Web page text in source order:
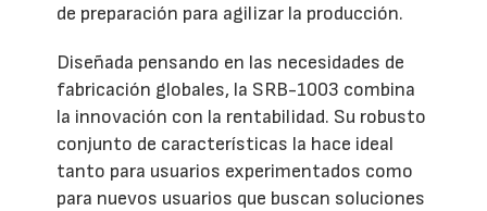
de preparación para agilizar la producción.
Diseñada pensando en las necesidades de
fabricación globales, la SRB-1003 combina
la innovación con la rentabilidad. Su robusto
conjunto de características la hace ideal
tanto para usuarios experimentados como
para nuevos usuarios que buscan soluciones